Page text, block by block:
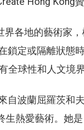
界各地的藝術家
鎖定或隔離狀態
全球性和人文境界
自波蘭屈羅茨和
熱愛藝術。她